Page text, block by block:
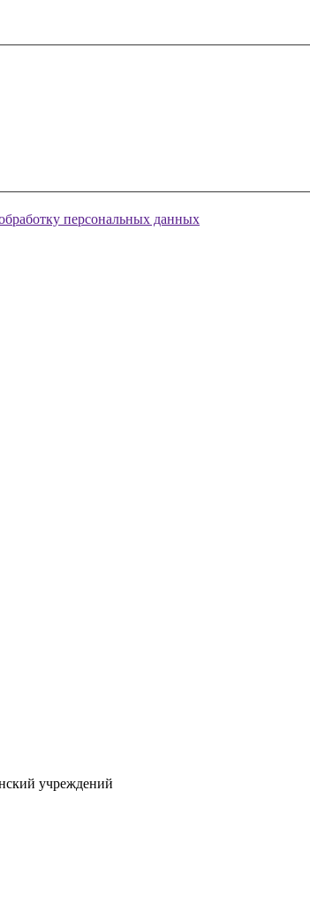
персональных данных
учреждений